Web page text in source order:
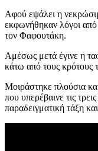
Αφού εψάλει η
εκφωνήθηκαν λόγοι
τον Φαφουτάκη.
Αμέσως μετά έγινε η
κάτω από τους κρότους
Μοιράστηκε πλούσια
που υπερέβαινε τις
παραδειγματική τάξη